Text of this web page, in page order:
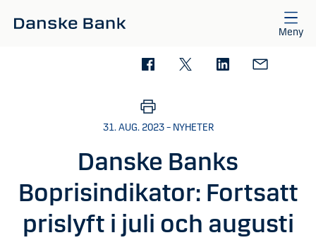
Meny
31. AUG. 2023 – NYHETER
Danske Banks
Boprisindikator: Fortsatt
prislyft i juli och augusti